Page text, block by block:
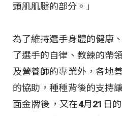
頭肌肌腱的部分。」
為了維持選手身體的健康
了選手的自律、教練的帶
及營養師的專業外，各地
的協助，種種背後的支持
面金牌後，又在4月21日